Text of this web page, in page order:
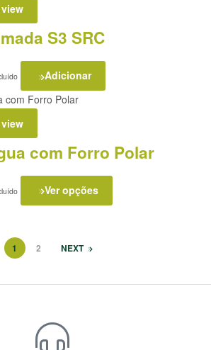
S3 SRC
Adicionar
com Forro Polar
Ver opções
1 2 NEXT